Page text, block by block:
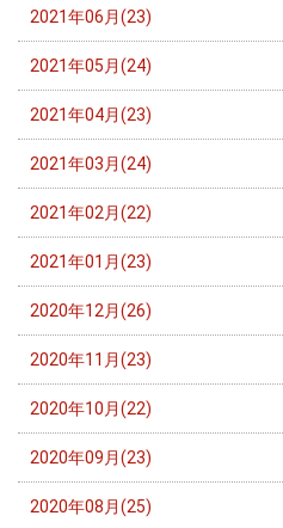
2021年06月(23)
2021年05月(24)
2021年04月(23)
2021年03月(24)
2021年02月(22)
2021年01月(23)
2020年12月(26)
2020年11月(23)
2020年10月(22)
2020年09月(23)
2020年08月(25)